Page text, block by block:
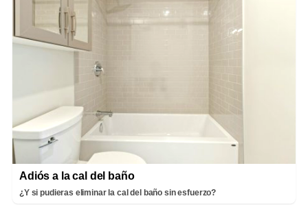
Adiós a la cal del baño
¿Y si pudieras eliminar la cal del baño sin esfuerzo?